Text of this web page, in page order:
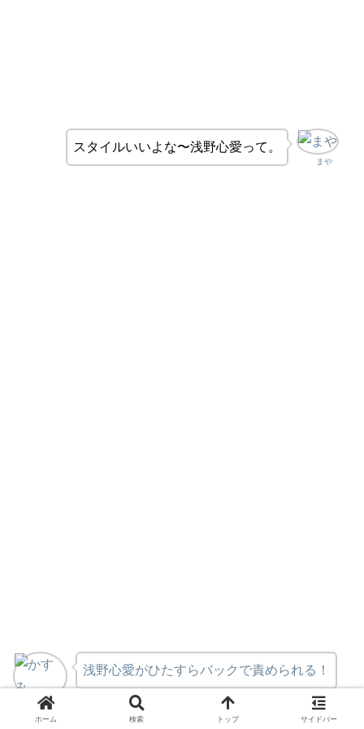
まや
スタイルいいよな〜浅野心愛って。
かすみ
浅野心愛がひたすらバックで責められる！
ホーム 検索 トップ サイドバー